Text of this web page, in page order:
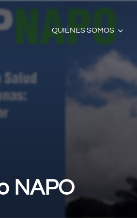
QUIÉNES SOMOS
NAPO